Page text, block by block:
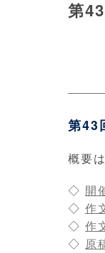
第
第43
概要
◇ 開
◇ 作
◇ 作
◇ 原